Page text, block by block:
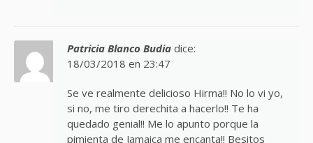
Patricia Blanco Budia dice:
18/03/2018 en 23:47
Se ve realmente delicioso Hirma!! No lo vi yo,
si no, me tiro derechita a hacerlo!! Te ha
quedado genial!! Me lo apunto porque la
pimienta de Jamaica me encanta!! Besitos